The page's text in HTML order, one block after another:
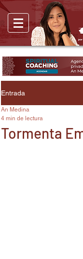
Entrada
Tormenta
An Medina
4 min de lectura